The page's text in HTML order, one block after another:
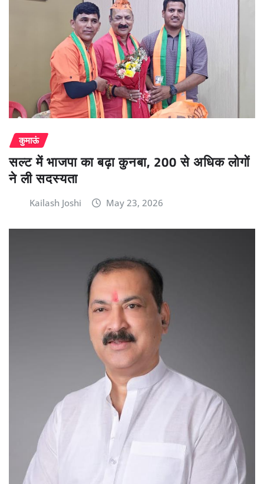
कुमाऊं
सल्ट में भाजपा का बढ़ा कुनबा, 200 से अधिक लोगों
ने ली सदस्यता
Kailash Joshi May 23, 2026